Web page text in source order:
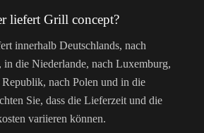
liefert Grill concept?
innerhalb Deutschlands, nach
in die Niederlande, nach Luxemburg,
nach Polen und in die
Sie, dass die Lieferzeit und die
variieren können.